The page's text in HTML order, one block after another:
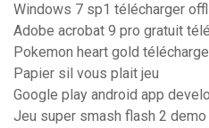
Windows 7 sp1 télécharger
Adobe acrobat 9 pro gratuit
Pokemon heart gold
Papier sil vous plait jeu
Google play android app
Jeu super smash flash 2 demo